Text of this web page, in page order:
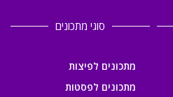
סוגי מתכונים
מתכונים לפיצות
מתכונים לפסטות